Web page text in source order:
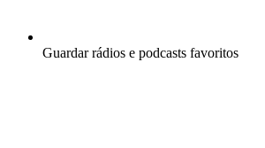
Guardar rádios e podcasts favoritos